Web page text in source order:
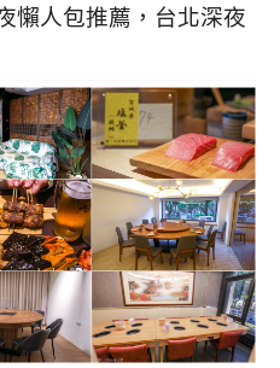
懶人包推薦，台北深夜